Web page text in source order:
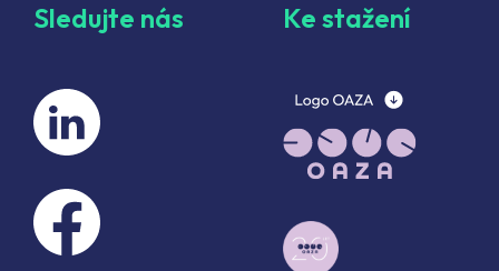
Sledujte nás Ke stažení